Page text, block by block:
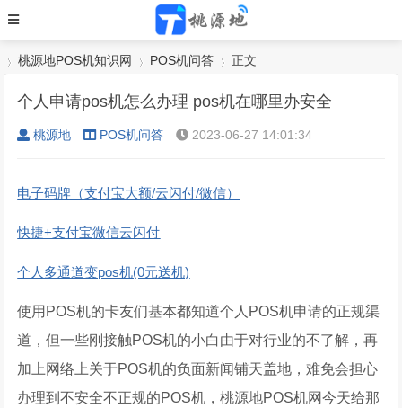
桃源地POS机知识网
›
POS机问答
›
正文
个人申请pos机怎么办理 pos机在哪里办安全
桃源地 POS机问答 2023-06-27 14:01:34
电子码牌（支付宝大额/云闪付/微信）
快捷+支付宝微信云闪付
个人多通道变pos机(0元送机)
使用POS机的卡友们基本都知道个人POS机申请的正规渠
道，但一些刚接触POS机的小白由于对行业的不了解，再
加上网络上关于POS机的负面新闻铺天盖地，难免会担心
办理到不安全不正规的POS机，桃源地POS机网今天给那